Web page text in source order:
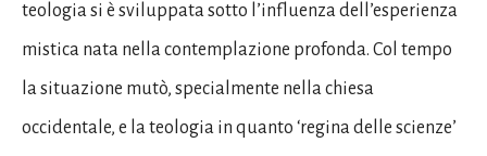
teologia si è sviluppata sotto l’influenza dell’esperienza
mistica nata nella contemplazione profonda. Col tempo
la situazione mutò, specialmente nella chiesa
occidentale, e la teologia in quanto ‘regina delle scienze’